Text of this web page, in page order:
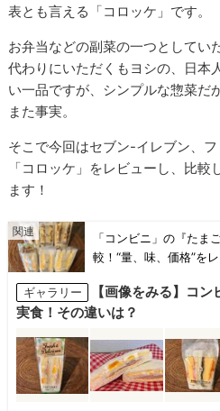
表とも言える「コロッケ」です。
お弁当などの副菜の一つとしてい
代わりにいただくもヨシの、日本
い一品ですが、シンプルな惣菜だ
また事実。
そこで今回はセブン-イレブン、
「コロッケ」をレビューし、比
ます！
「コンビニ」の『たま
較！“量、味、価格”を
ギャラリー
【画像をみる】コ
実食！その違いは？